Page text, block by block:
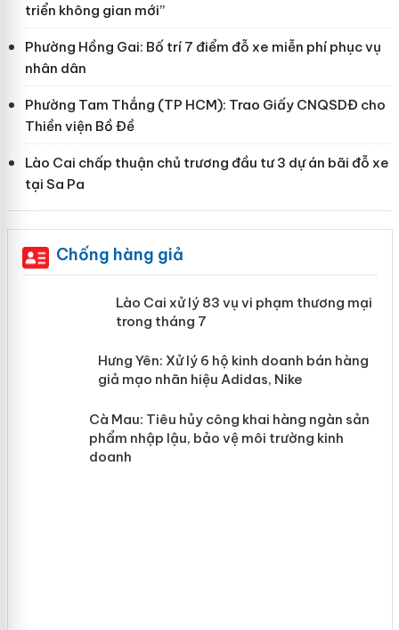
triển không gian mới”
Phường Hồng Gai: Bố trí 7 điểm đỗ xe miễn phí phục vụ
nhân dân
Phường Tam Thắng (TP HCM): Trao Giấy CNQSDĐ cho
Thiền viện Bồ Đề
Lào Cai chấp thuận chủ trương đầu tư 3 dự án bãi đỗ xe
tại Sa Pa
Chống hàng giả
Lào Cai xử lý 83 vụ vi phạm thương
mại trong tháng 7
Hưng Yên: Xử lý 6 hộ kinh doanh bán
hàng giả mạo nhãn hiệu Adidas, Nike